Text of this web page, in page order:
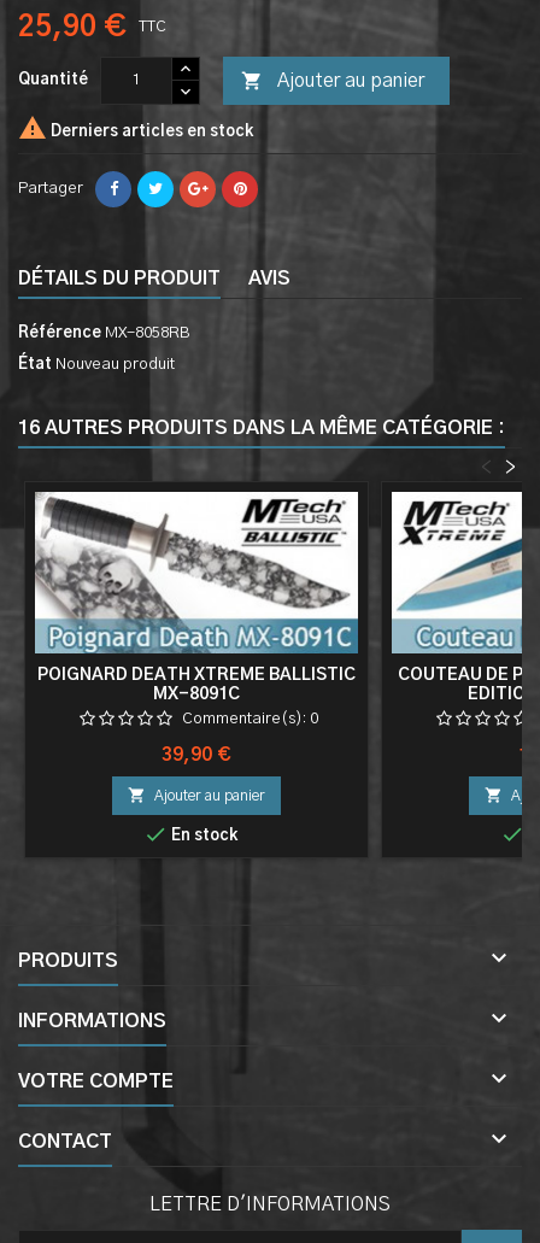
25,90 € TTC
Quantité  Ajouter au panier
 Derniers articles en stock
Partager
DÉTAILS DU PRODUIT AVIS
Référence MX-8058RB
État Nouveau produit
16 AUTRES PRODUITS DANS LA MÊME CATÉGORIE :
>
<
POIGNARD DEATH XTREME BALLISTIC
MX-8091C
Commentaire(s): 0
Prix
39,90 €
 Ajouter au panier
 En stock
COUTEAU DE


PRODUITS 
INFORMATIONS 
VOTRE COMPTE 
CONTACT 
LETTRE D'INFORMATIONS